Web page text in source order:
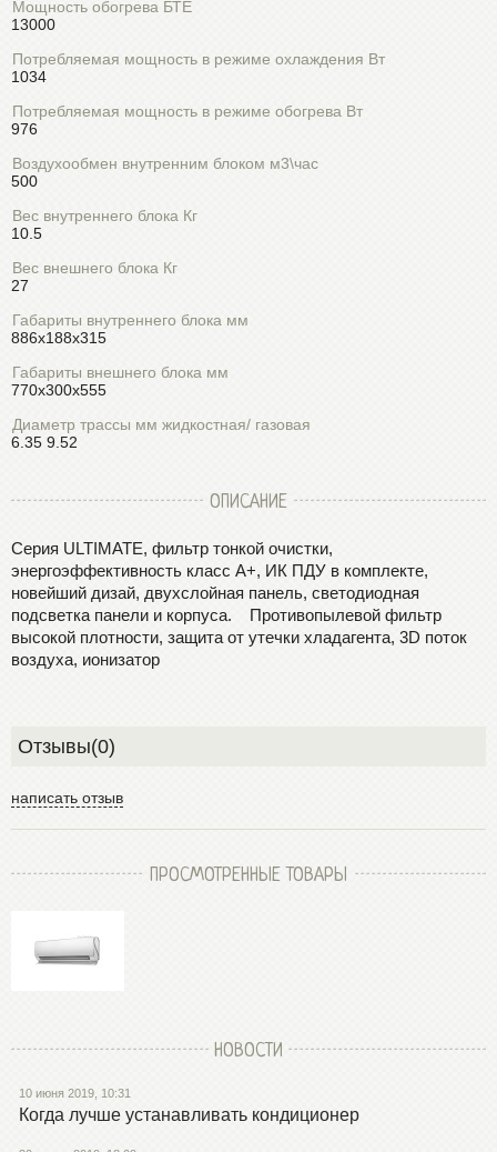
Мощность обогрева БТЕ
13000
Потребляемая мощность в режиме охлаждения Вт
1034
Потребляемая мощность в режиме обогрева Вт
976
Воздухообмен внутренним блоком м3\час
500
Вес внутреннего блока Кг
10.5
Вес внешнего блока Кг
27
Габариты внутреннего блока мм
886x188x315
Габариты внешнего блока мм
770x300x555
Диаметр трассы мм жидкостная/ газовая
6.35 9.52
ОПИСАНИЕ
Серия ULTIMATE, фильтр тонкой очистки,
энергоэффективность класс А+, ИК ПДУ в комплекте,
новейший дизай, двухслойная панель, светодиодная
подсветка панели и корпуса. Противопылевой фильтр
высокой плотности, защита от утечки хладагента, 3D поток
воздуха, ионизатор
Отзывы(0)
написать отзыв
ПРОСМОТРЕННЫЕ ТОВАРЫ
НОВОСТИ
10 июня 2019, 10:31
Когда лучше устанавливать кондиционер